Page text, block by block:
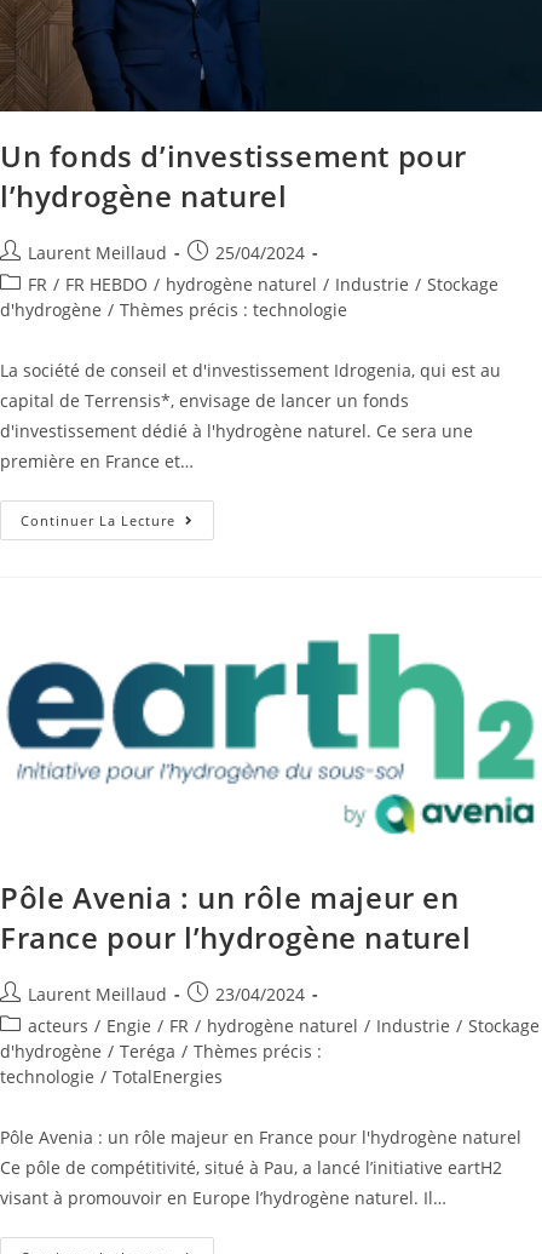
Un fonds d’investissement pour
l’hydrogène naturel
Laurent Meillaud
25/04/2024
FR / FR HEBDO / hydrogène naturel / Industrie / Stockage
d'hydrogène / Thèmes précis : technologie
La société de conseil et d'investissement Idrogenia, qui est au
capital de Terrensis*, envisage de lancer un fonds
d'investissement dédié à l'hydrogène naturel. Ce sera une
première en France et…
Continuer La Lecture
Pôle Avenia : un rôle majeur en
France pour l’hydrogène naturel
Laurent Meillaud
23/04/2024
acteurs / Engie / FR / hydrogène naturel / Industrie / Stockage
d'hydrogène / Teréga / Thèmes précis :
technologie / TotalEnergies
Pôle Avenia : un rôle majeur en France pour l'hydrogène naturel
Ce pôle de compétitivité, situé à Pau, a lancé l’initiative eartH2
visant à promouvoir en Europe l’hydrogène naturel. Il…